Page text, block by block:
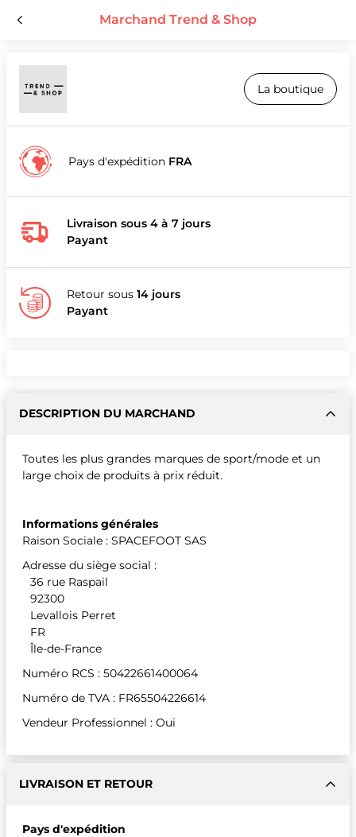
Marchand Trend & Shop
La boutique
Pays d'expédition FRA
Livraison sous 4 à 7 jours
Payant
Retour sous 14 jours
Payant
DESCRIPTION DU MARCHAND
Toutes les plus grandes marques de sport/mode et un
large choix de produits à prix réduit.
Informations générales
Raison Sociale : SPACEFOOT SAS
Adresse du siège social :
36 rue Raspail
92300
Levallois Perret
FR
Île-de-France
Numéro RCS : 50422661400064
Numéro de TVA : FR65504226614
Vendeur Professionnel : Oui
LIVRAISON ET RETOUR
Pays d'expédition